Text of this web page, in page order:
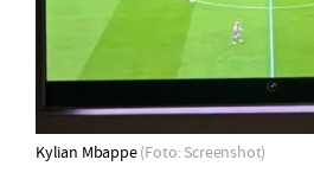
Kylian Mbappe(Foto: Screenshot)